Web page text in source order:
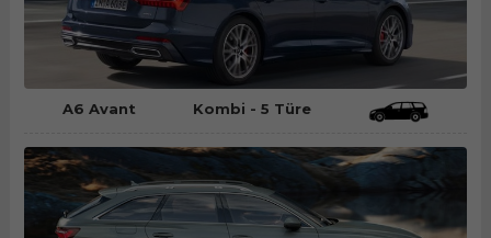
A6 Avant Kombi - 5 Türe